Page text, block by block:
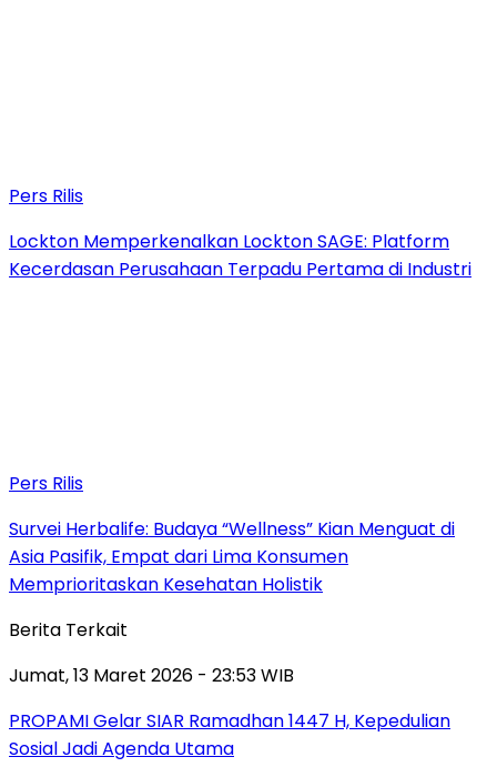
Pers Rilis
Lockton Memperkenalkan Lockton SAGE: Platform
Kecerdasan Perusahaan Terpadu Pertama di Industri
Pers Rilis
Survei Herbalife: Budaya “Wellness” Kian Menguat di
Asia Pasifik, Empat dari Lima Konsumen
Memprioritaskan Kesehatan Holistik
Berita Terkait
Jumat, 13 Maret 2026 - 23:53 WIB
PROPAMI Gelar SIAR Ramadhan 1447 H, Kepedulian
Sosial Jadi Agenda Utama